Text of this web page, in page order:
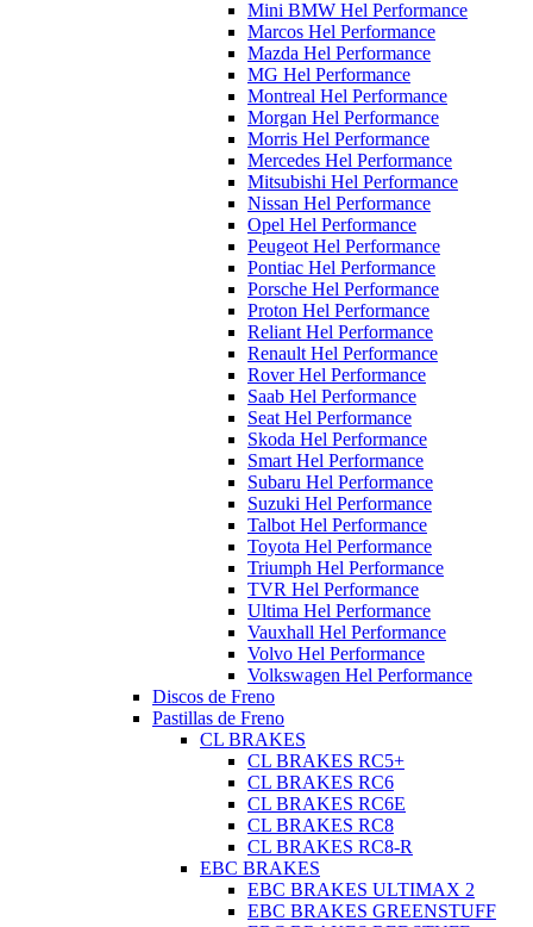
Mini BMW Hel Performance
Marcos Hel Performance
Mazda Hel Performance
MG Hel Performance
Montreal Hel Performance
Morgan Hel Performance
Morris Hel Performance
Mercedes Hel Performance
Mitsubishi Hel Performance
Nissan Hel Performance
Opel Hel Performance
Peugeot Hel Performance
Pontiac Hel Performance
Porsche Hel Performance
Proton Hel Performance
Reliant Hel Performance
Renault Hel Performance
Rover Hel Performance
Saab Hel Performance
Seat Hel Performance
Skoda Hel Performance
Smart Hel Performance
Subaru Hel Performance
Suzuki Hel Performance
Talbot Hel Performance
Toyota Hel Performance
Triumph Hel Performance
TVR Hel Performance
Ultima Hel Performance
Vauxhall Hel Performance
Volvo Hel Performance
Volkswagen Hel Performance
Discos de Freno
Pastillas de Freno
CL BRAKES
CL BRAKES RC5+
CL BRAKES RC6
CL BRAKES RC6E
CL BRAKES RC8
CL BRAKES RC8-R
EBC BRAKES
EBC BRAKES ULTIMAX 2
EBC BRAKES GREENSTUFF